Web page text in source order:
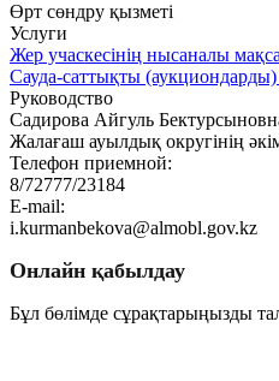
Өрт сөндру қызметі
Услуги
Жер учаскесінің нысаналы
Сауда-саттықты (аукциондарды)
Руководство
Садирова Айгуль
Жалағаш ауылдық округінің
Телефон приемной:
8/72777/23184
E-mail:
i.kurmanbekova@almobl.gov.kz
Онлайн қабылдау
Бұл бөлімде сұрақтарыңызды